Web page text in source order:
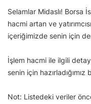
Selamlar Midaslı! Borsa
hacmi artan ve
içeriğimizde senin için
İşlem hacmi ile ilgili
senin için
Not: Listedeki veriler